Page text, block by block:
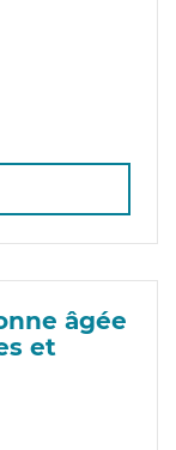
âgée
et